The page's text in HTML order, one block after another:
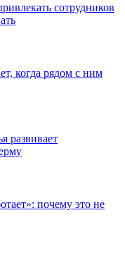
сотрудников
когда рядом с ним
развивает
почему это не